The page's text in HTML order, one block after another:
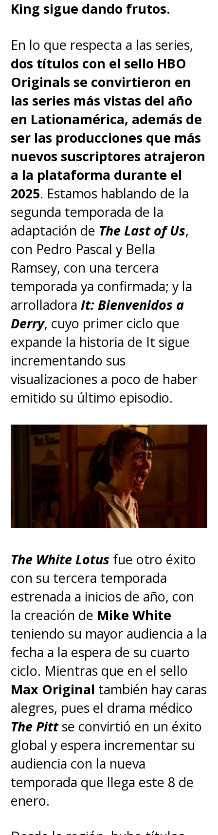
3. Vermax
Jinete:Jacaerys Velaryon
Descripción:Un dragón color
verde olivo joven y enérgico,
Jacaerys, el hijo mayor de
Rhaenyra. La relación entre ellos
es de camaradería y crecimiento
mutuo, ya que ambos se están
formando en sus respectivos
roles.
King sigue dando frutos.
En lo que respecta a las series,
dos títulos con el sello HBO
Originals se convirtieron en
las series más vistas del año
en Lationamérica, además de
ser las producciones que más
nuevos suscriptores atrajeron
a la plataforma durante el
2025. Estamos hablando de la
segunda temporada de la
adaptación de The Last of Us,
con Pedro Pascal y Bella
Ramsey, con una tercera
temporada ya confirmada; y la
arrolladoraIt: Bienvenidos a
Derry, cuyo primer ciclo que
expande la historia de It sigue
incrementando sus
visualizaciones a poco de haber
emitido su último episodio.
The White Lotus fue otro éxito
con su tercera temporada
estrenada a inicios de año, con
la creación de Mike White
teniendo su mayor audiencia a la
fecha a la espera de su cuarto
ciclo. Mientras que en el sello
Max Original también hay caras
alegres, pues el drama médico
The Pittse convirtió en un éxito
global y espera incrementar su
audiencia con la nueva
temporada que llega este 8 de
enero.